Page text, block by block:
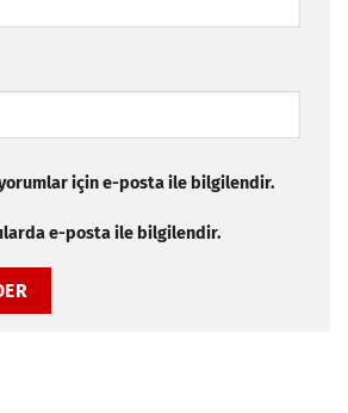
için e-posta ile bilgilendir.
e-posta ile bilgilendir.